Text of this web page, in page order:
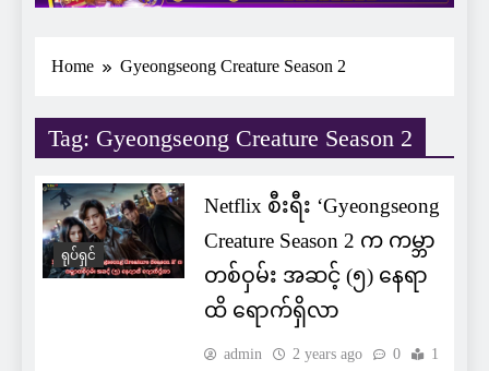
Home Gyeongseong Creature Season 2
Tag: Gyeongseong Creature Season 2
ရုပ်ရှင်
Netflix စီးရီး ‘Gyeongseong
Creature Season 2 က ကမ္ဘာ
တစ်ဝှမ်း အဆင့် (၅) နေရာ
ထိ ရောက်ရှိလာ
admin 2 years ago 0
1